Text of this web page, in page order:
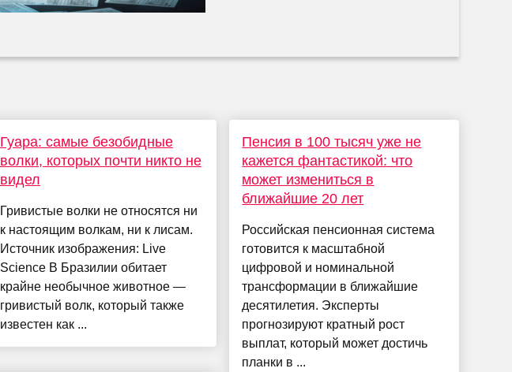
Гуара: самые безобидные
волки, которых почти никто не
видел
Гривистые волки не относятся ни
к настоящим волкам, ни к лисам.
Источник изображения: Live
Science В Бразилии обитает
крайне необычное животное —
гривистый волк, который также
известен как ...
Пенсия в 100 тысяч уже не
кажется фантастикой: что
может измениться в
ближайшие 20 лет
Российская пенсионная система
готовится к масштабной
цифровой и номинальной
трансформации в ближайшие
десятилетия. Эксперты
прогнозируют кратный рост
выплат, который может достичь
планки в ...